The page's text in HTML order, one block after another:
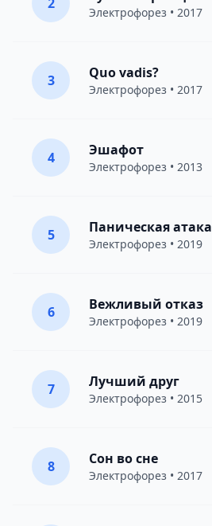
Электрофорез • 2017
3 Quo vadis?
Электрофорез • 2017
4 Эшафот
Электрофорез • 2013
5 Паническая атака
Электрофорез • 2019
6 Вежливый отказ
Электрофорез • 2019
7 Лучший друг
Электрофорез • 2015
8 Сон во сне
Электрофорез • 2017